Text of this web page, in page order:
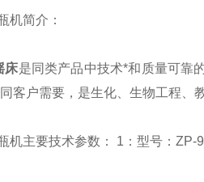
机简介：
床是同类产品中技术*和质量可靠
客户需要，是生化、生物工程、
机主要技术参数： 1：型号：ZP-